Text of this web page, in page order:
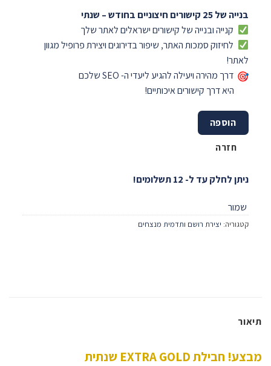
בנייה של 25 קישורים חיצוניים בחודש – שנתי
קנייה ובנייה של קישורים ישראלים לאתר שלך
לחיזוק סמכות האתר, שיפור בדירוגים ויצירת פרופיל מגוון
לאתר!
דרך מהירה ויעילה להגיע ליעדי ה- SEO שלכם
היא דרך קישורים איכותיים!
הוספה
חזרה
ניתן לחלק עד ל- 12 תשלומים!
שמור
קטגוריה: יצירת רושם ותדמית מנצחים
תיאור
מבצע! חבילת EXTRA GOLD שנתית